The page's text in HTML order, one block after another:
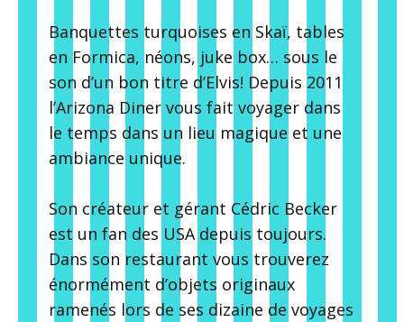
Banquettes turquoises en Skaï, tables
en Formica, néons, juke box… sous le
son d’un bon titre d’Elvis! Depuis 2011
l’Arizona Diner vous fait voyager dans
le temps dans un lieu magique et une
ambiance unique.
Son créateur et gérant Cédric Becker
est un fan des USA depuis toujours.
Dans son restaurant vous trouverez
énormément d’objets originaux
ramenés lors de ses dizaine de voyages